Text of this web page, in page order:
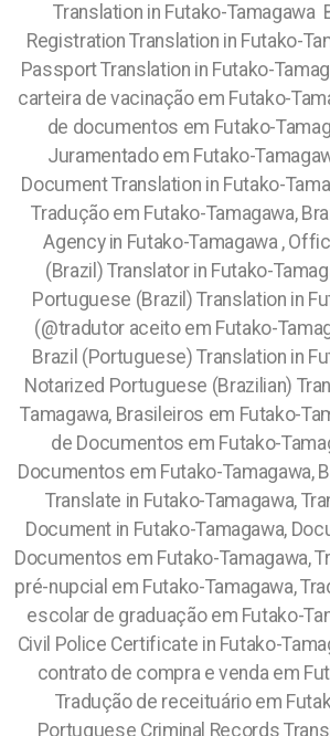
Translation in Futako-Tamagawa
Registration Translation in Futako-
Passport Translation in Futako-
carteira de vacinação em Futako-
de documentos em Futako-
Juramentado em Futako-
Document Translation in Futako-
Tradução em Futako-Tamagawa,
Agency in Futako-Tamagawa ,
(Brazil) Translator in Futako-
Portuguese (Brazil) Translation in
(@tradutor aceito em Futako-
Brazil (Portuguese) Translation in
Notarized Portuguese (Brazilian)
Tamagawa, Brasileiros em Futako-
de Documentos em Futako-
Documentos em Futako-Tamagawa,
Translate in Futako-Tamagawa,
Document in Futako-Tamagawa,
Documentos em Futako-Tamagawa,
pré-nupcial em Futako-Tamagawa,
escolar de graduação em Futako-
Civil Police Certificate in Futako-
contrato de compra e venda em
Tradução de receituário em
Portuguese Criminal Records